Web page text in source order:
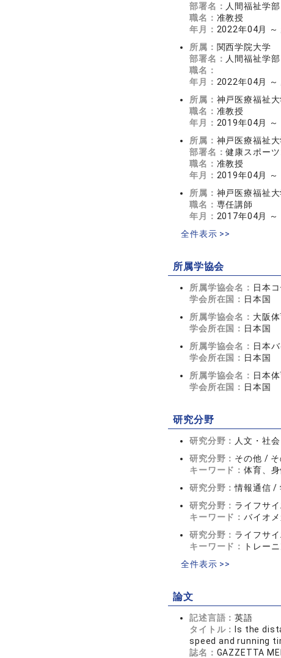
部署名： 人間福祉学
職名： 准教授
年月： 2022年04月 ～
所属： 関西学院大学
部署名： 人間福祉学
職名：
年月： 2022年04月 ～
所属： 神戸医療福祉大
職名： 准教授
年月： 2019年04月 ～
所属： 神戸医療福祉大
部署名：健康スポー
職名： 准教授
年月： 2019年04月 ～
所属： 神戸医療福祉大
職名： 専任講師
年月： 2017年04月 ～
全件表示 >>
所属学協会
所属学協会名： 日本
学会所在国： 日本国
所属学協会名： 大阪
学会所在国： 日本国
所属学協会名： 日本
学会所在国： 日本国
所属学協会名： 日本
学会所在国： 日本国
研究分野
研究分野： 人文・社
研究分野： その他 /
キーワード：体育、
研究分野：情報通信 /
研究分野： ライフサ
キーワード：バイオ
研究分野： ライフサ
キーワード：
トレー
全件表示 >>
論文
記述言語：英語
タイトル：
Is the
speed and running
誌名： GAZZETTA